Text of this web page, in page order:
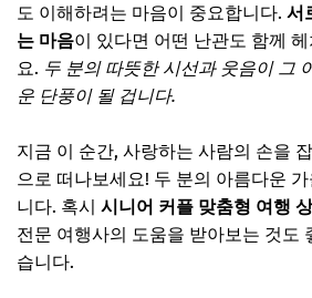
도 이해하려는 마음이 중요합니다. 서
는 마음이 있다면 어떤 난관도 함께
요. 두 분의 따뜻한 시선과 웃음이 그
운 단풍이 될 겁니다.
지금 이 순간, 사랑하는 사람의 손을
으로 떠나보세요! 두 분의 아름다운
니다. 혹시 시니어 커플 맞춤형 여행
전문 여행사의 도움을 받아보는 것도
습니다.